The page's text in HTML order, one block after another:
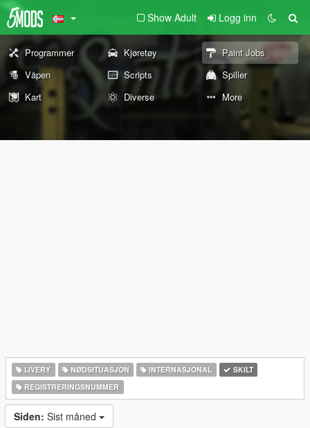
Show Adult Logg inn
Programmer Kjøretøy
Paint Jobs
Våpen
Scripts
Spiller
Kart
Diverse More
LIVERY NØDSITUASJON INTERNASJONAL
SKILT
REGISTRERINGSNUMMER
Siden: Sist måned